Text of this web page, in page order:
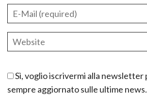
Sì, voglio iscrivermi alla newsletter
sempre aggiornato sulle ultime news.